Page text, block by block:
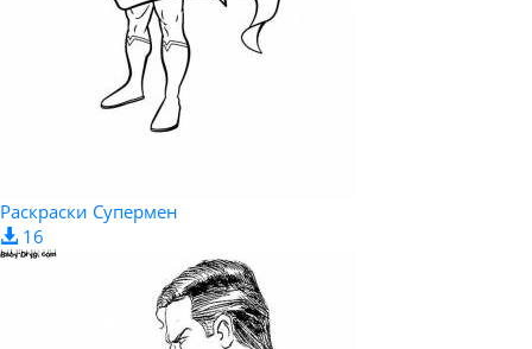
Раскраски Супермен
16